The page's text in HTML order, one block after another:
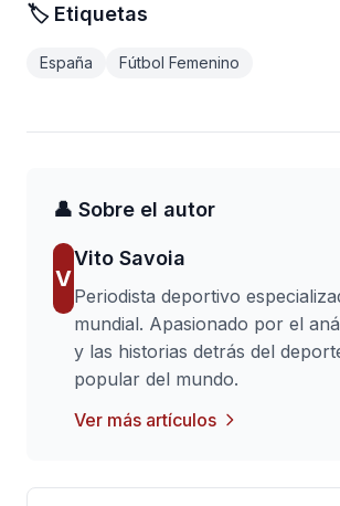
🏷️ Etiquetas
España Fútbol Femenino
👤 Sobre el autor
V
Vito Savoia
Periodista deportivo
mundial. Apasionado por el
y las historias detrás del
popular del mundo.
Ver más artículos